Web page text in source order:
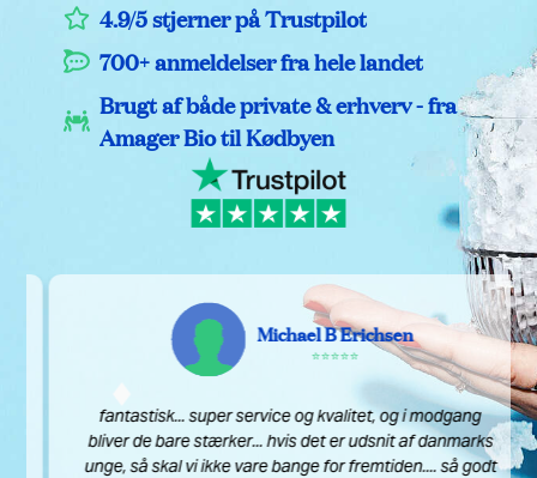
4.9/5 stjerner på Trustpilot
700+ anmeldelser fra hele landet
Brugt af både private & erhverv - fra
Amager Bio til Kødbyen
fantastisk... super service og kvalitet, og i modgang
bliver de bare stærker... hvis det er udsnit af danmarks
unge, så skal vi ikke vare bange for fremtiden.... så godt
Michael B Erichsen
⭐⭐⭐⭐⭐